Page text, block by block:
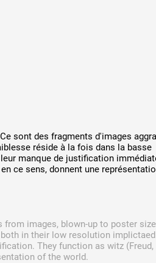
Année par
Collection
Contact
sont des fragments d'images
réside à la fois dans la basse
manque de justification
ce sens, donnent une
from images, blown-up to poster size
in their low resolution
They function as witz (Freud,
of the world.